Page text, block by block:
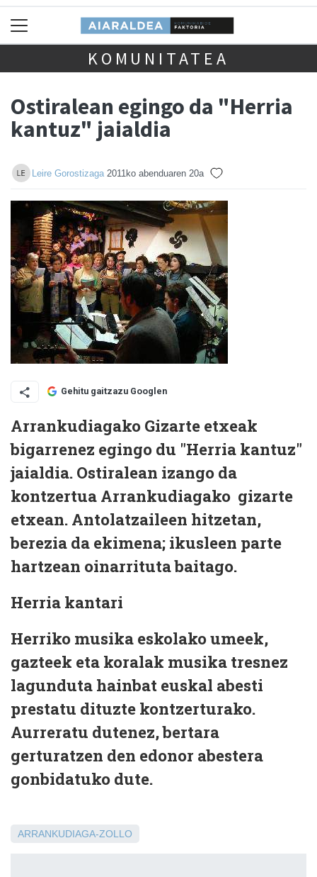
KOMUNITATEA
Ostiralean egingo da "Herria
kantuz" jaialdia
Leire Gorostizaga 2011ko abenduaren 20a
Gehitu gaitzazu Googlen
Arrankudiagako Gizarte etxeak
bigarrenez egingo du "Herria kantuz"
jaialdia. Ostiralean izango da
kontzertua Arrankudiagako gizarte
etxean. Antolatzaileen hitzetan,
berezia da ekimena; ikusleen parte
hartzean oinarrituta baitago.
Herria kantari
Herriko musika eskolako umeek,
gazteek eta koralak musika tresnez
lagunduta hainbat euskal abesti
prestatu dituzte kontzerturako.
Aurreratu dutenez, bertara
gerturatzen den edonor abestera
gonbidatuko dute.
ARRANKUDIAGA-ZOLLO